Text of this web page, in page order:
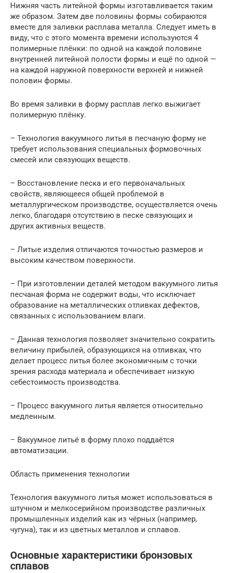
Нижняя часть литейной формы изготавливается таким
же образом. Затем две половины формы собираются
вместе для заливки расплава металла. Следует иметь в
виду, что с этого момента времени используются 4
полимерные плёнки: по одной на каждой половине
внутренней литейной полости формы и ещё по одной —
на каждой наружной поверхности верхней и нижней
половин формы.
Во время заливки в форму расплав легко выжигает
полимерную плёнку.
– Технология вакуумного литья в песчаную форму не
требует использования специальных формовочных
смесей или связующих веществ.
– Восстановление песка и его первоначальных
свойств, являющееся общей проблемой в
металлургическом производстве, осуществляется очень
легко, благодаря отсутствию в песке связующих и
других активных веществ.
– Литые изделия отличаются точностью размеров и
высоким качеством поверхности.
– При изготовлении деталей методом вакуумного литья
песчаная форма не содержит воды, что исключает
образование на металлических отливках дефектов,
связанных с использованием влаги.
– Данная технология позволяет значительно сократить
величину прибылей, образующихся на отливках, что
делает процесс литья более экономичным с точки
зрения расхода материала и обеспечивает низкую
себестоимость производства.
– Процесс вакуумного литья является относительно
медленным.
– Вакуумное литьё в форму плохо поддаётся
автоматизации.
Область применения технологии
Технология вакуумного литья может использоваться в
штучном и мелкосерийном производстве различных
промышленных изделий как из чёрных (например,
чугуна), так и из цветных металлов и сплавов.
Основные характеристики бронзовых
сплавов